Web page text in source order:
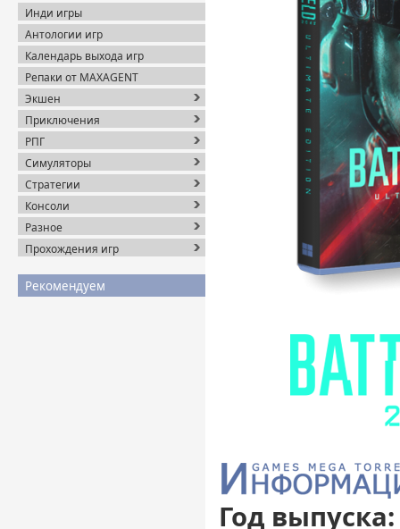
Инди игры
Антологии игр
Календарь выхода игр
Репаки от MAXAGENT
Экшен
Приключения
РПГ
Симуляторы
Стратегии
Консоли
Разное
Прохождения игр
Рекомендуем
Год выпуска: